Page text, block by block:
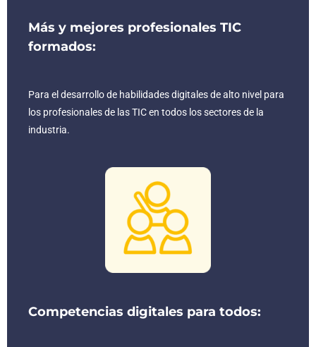
Más y mejores profesionales TIC
formados:
Para el desarrollo de habilidades digitales de alto nivel para
los profesionales de las TIC en todos los sectores de la
industria.
Competencias digitales para todos: